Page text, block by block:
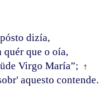
dizía,
quér que o oía,
Virgo María”; †
aquesto contende.